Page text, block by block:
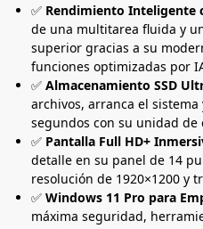
✅ Rendimiento Inteligente
de una multitarea fluida y
superior gracias a su
funciones optimizadas por
✅ Almacenamiento SSD
archivos, arranca el
segundos con su unidad de
✅ Pantalla Full HD+
detalle en su panel de 14
resolución de 1920×1200 y
✅ Windows 11 Pro para
máxima seguridad,